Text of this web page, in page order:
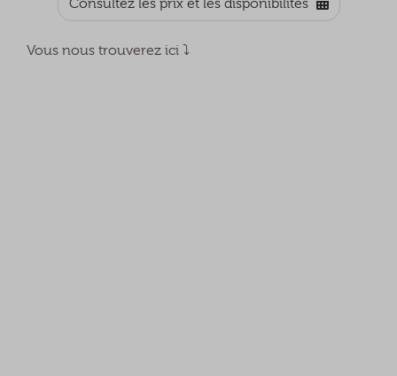
Consultez les prix et les disponibilités
Vous nous trouverez ici ⤵